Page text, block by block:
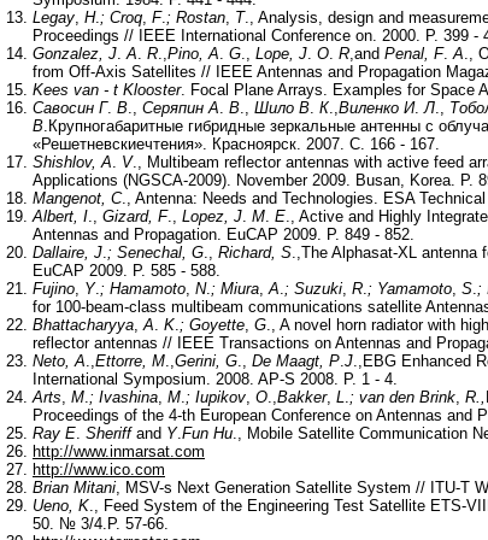
Legay, H.; Croq, F.; Rostan, T., Analysis, design and
Proceedings // IEEE International Conference on. 2000. P. 399 -
Gonzalez, J. A. R.,Pino, A. G., Lope, J. O. R,and Penal, F. A.,
from Off-Axis Satellites // IEEE Antennas and Propagation
Kees van - t Klooster. Focal Plane Arrays. Examples for Space
Савосин Г. В., Серяпин А. В., Шило В. К.,Виленко И.Л.,
В.Крупногабаритные гибридные зеркальные антенны с
«Решетневскиечтения». Красноярск. 2007. С. 166 - 167.
Shishlov, A. V., Multibeam reflector antennas with active feed
Applications (NGSCA-2009). November 2009. Busan, Korea. P.
Mangenot, C., Antenna: Needs and Technologies. ESA
Albert, I., Gizard, F., Lopez, J. M. E., Active and Highly
Antennas and Propagation. EuCAP 2009. P. 849 - 852.
Dallaire, J.; Senechal, G., Richard, S.,The Alphasat-XL antenna
EuCAP 2009. P. 585 - 588.
Fujino, Y.; Hamamoto, N.; Miura, A.; Suzuki, R.; Yamamoto, S.;
for 100-beam-class multibeam communications satellite
Bhattacharyya, A. K.; Goyette, G., A novel horn radiator with
reflector antennas // IEEE Transactions on Antennas and
Neto,A.,Ettorre, M.,Gerini, G., De Maagt, P.J.,EBG Enhanced
International Symposium. 2008. AP-S 2008. P. 1 - 4.
Arts, M.; Ivashina, M.; Iupikov, O.,Bakker, L.; van den Brink, R.,
Proceedings of the 4-th European Conference on Antennas and
Ray E. Sheriff and Y.Fun Hu., Mobile Satellite Communication
http://www.inmarsat.com
http://www.ico.com
Brian Mitani, MSV-s Next Generation Satellite System // ITU-T
Ueno, K., Feed System of the Engineering Test Satellite ETS-
50. № 3/4.P. 57-66.